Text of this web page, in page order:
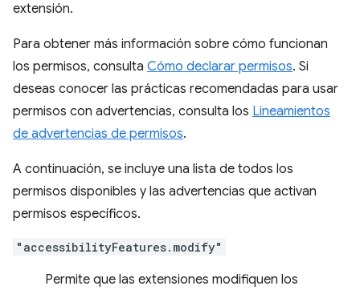
extensión.
Para obtener más información sobre cómo funcionan
los permisos, consulta Cómo declarar permisos. Si
deseas conocer las prácticas recomendadas para usar
permisos con advertencias, consulta los Lineamientos
de advertencias de permisos.
A continuación, se incluye una lista de todos los
permisos disponibles y las advertencias que activan
permisos específicos.
"accessibilityFeatures.modify"
Permite que las extensiones modifiquen los